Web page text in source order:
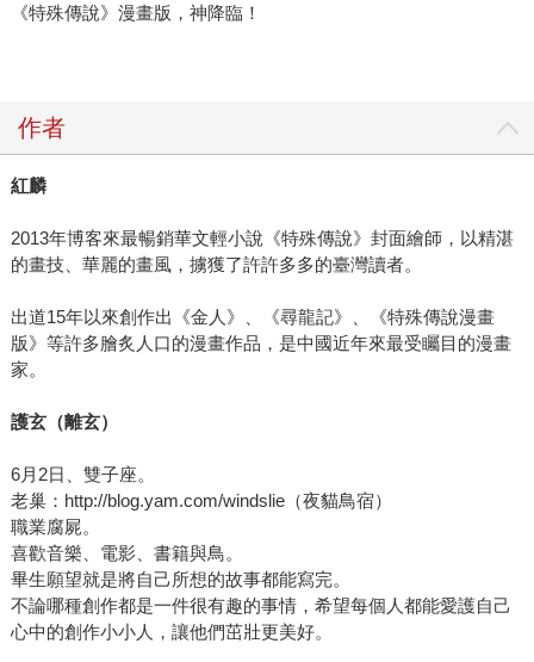
《特殊傳說》漫畫版，神降臨！
作者
紅麟
2013年博客來最暢銷華文輕小說《特殊傳說》封面繪師，以精湛
的畫技、華麗的畫風，擄獲了許許多多的臺灣讀者。
出道15年以來創作出《金人》、《尋龍記》、《特殊傳說漫畫
版》等許多膾炙人口的漫畫作品，是中國近年來最受矚目的漫畫
家。
護玄（離玄）
6月2日、雙子座。
老巢：http://blog.yam.com/windslie（夜貓鳥宿）
職業腐屍。
喜歡音樂、電影、書籍與鳥。
畢生願望就是將自己所想的故事都能寫完。
不論哪種創作都是一件很有趣的事情，希望每個人都能愛護自己
心中的創作小小人，讓他們茁壯更美好。